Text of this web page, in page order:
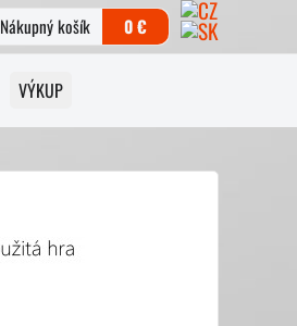
Nákupný košík 0 €
VÝKUP